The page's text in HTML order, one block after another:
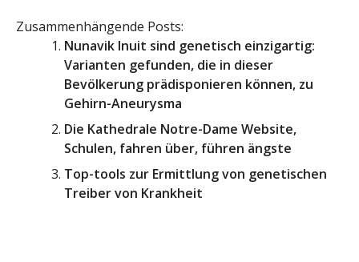
Zusammenhängende Posts:
Nunavik Inuit sind genetisch einzigartig:
Varianten gefunden, die in dieser
Bevölkerung prädisponieren können, zu
Gehirn-Aneurysma
Die Kathedrale Notre-Dame Website,
Schulen, fahren über, führen ängste
Top-tools zur Ermittlung von genetischen
Treiber von Krankheit